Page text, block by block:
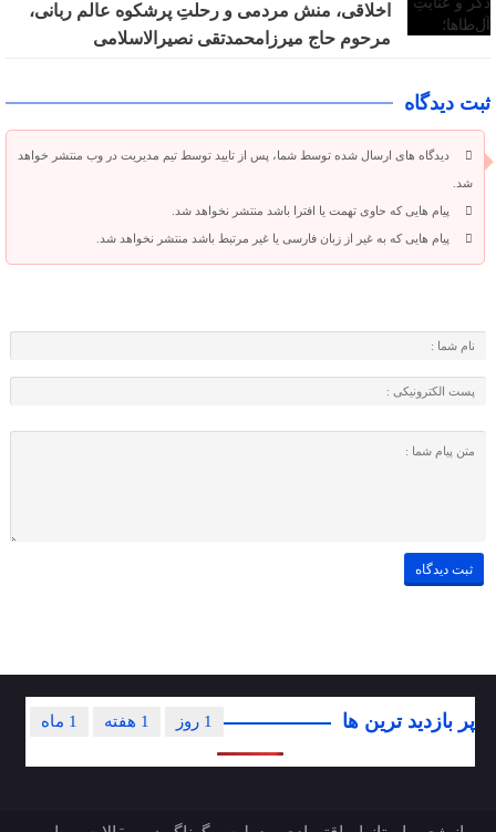
اخلاقی، منش مردمی و رحلتِ پرشکوه عالم ربانی،
مرحوم حاج میرزامحمدتقی نصیرالاسلامی
ثبت دیدگاه
دیدگاه های ارسال شده توسط شما، پس از تایید توسط تیم مدیریت در وب منتشر خواهد
شد.
پیام هایی که حاوی تهمت یا افترا باشد منتشر نخواهد شد.
پیام هایی که به غیر از زبان فارسی یا غیر مرتبط باشد منتشر نخواهد شد.
پر بازدید ترین ها 1 ماه 1 هفته 1 روز